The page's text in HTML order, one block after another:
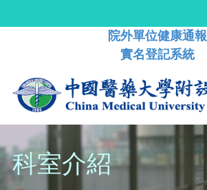
院外單位健康通報
實名登記系統
科室介紹